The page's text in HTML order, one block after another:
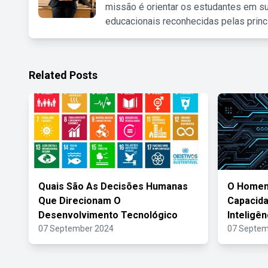
missão é orientar os estudantes em
educacionais reconhecidas pelas
Related Posts
Quais São As Decisões Humanas
Que Direcionam O
Desenvolvimento Tecnológico
07 September 2024
O
07